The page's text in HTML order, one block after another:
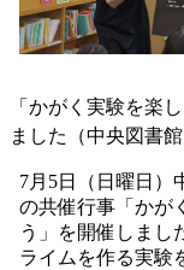
「かがく実験を楽
ました（中央図書館
7月5日（日曜日）
の共催行事「かが
う」を開催しまし
ライムを作る実験